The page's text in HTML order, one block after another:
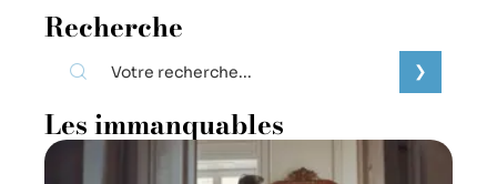
Recherche
Les immanquables